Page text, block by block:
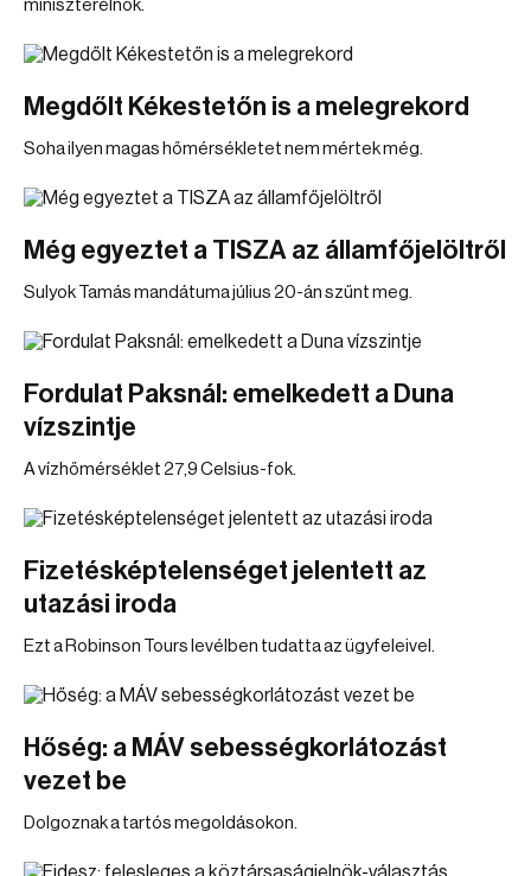
miniszterelnök.
Megdőlt Kékestetőn is a melegrekord
Soha ilyen magas hőmérsékletet nem mértek még.
Még egyeztet a TISZA az államfőjelöltről
Sulyok Tamás mandátuma július 20-án szűnt meg.
Fordulat Paksnál: emelkedett a Duna
vízszintje
A vízhőmérséklet 27,9 Celsius-fok.
Fizetésképtelenséget jelentett az
utazási iroda
Ezt a Robinson Tours levélben tudatta az ügyfeleivel.
Hőség: a MÁV sebességkorlátozást
vezet be
Dolgoznak a tartós megoldásokon.